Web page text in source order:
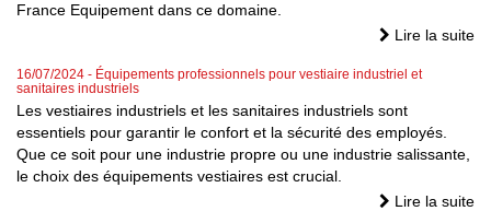
France Equipement dans ce domaine.
Lire la suite
16/07/2024 - Équipements professionnels pour vestiaire industriel et
sanitaires industriels
Les vestiaires industriels et les sanitaires industriels sont
essentiels pour garantir le confort et la sécurité des employés.
Que ce soit pour une industrie propre ou une industrie salissante,
le choix des équipements vestiaires est crucial.
Lire la suite